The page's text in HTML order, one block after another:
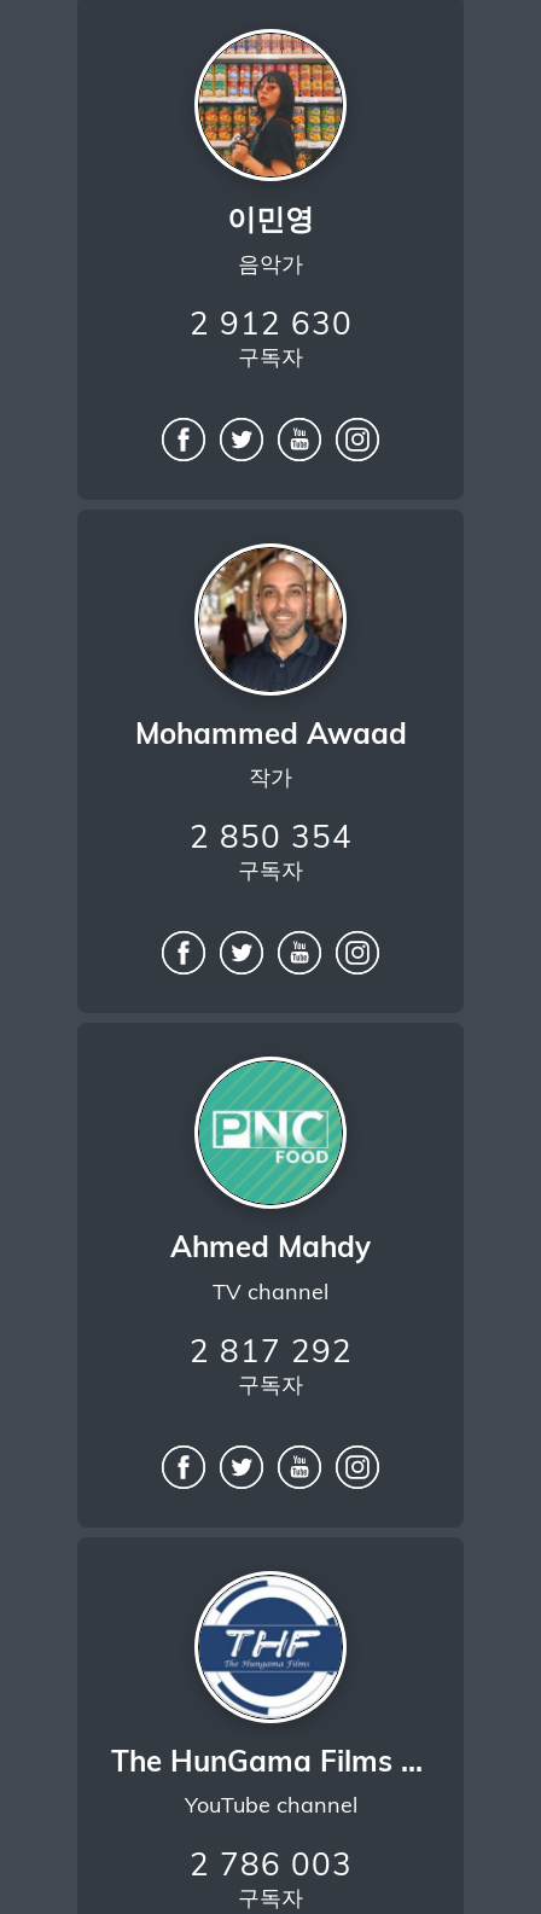
이민영
음악가
2 912 630
구독자
Mohammed Awaad
작가
2 850 354
구독자
Ahmed Mahdy
TV channel
2 817 292
구독자
The HunGama Films - Ab Mauj Legi Dilli
YouTube channel
2 786 003
구독자